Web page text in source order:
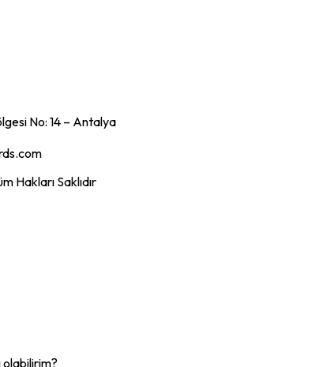
No: 14 – Antalya
Hakları Saklıdır
olabilirim?